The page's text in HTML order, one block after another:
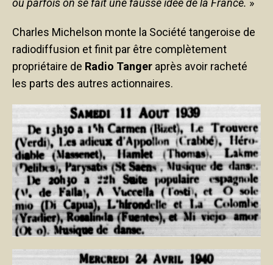
où parfois on se fait une fausse idée de la France. »
Charles Michelson monte la Société tangeroise de
radiodiffusion et finit par être complètement
propriétaire de Radio Tanger après avoir racheté
les parts des autres actionnaires.